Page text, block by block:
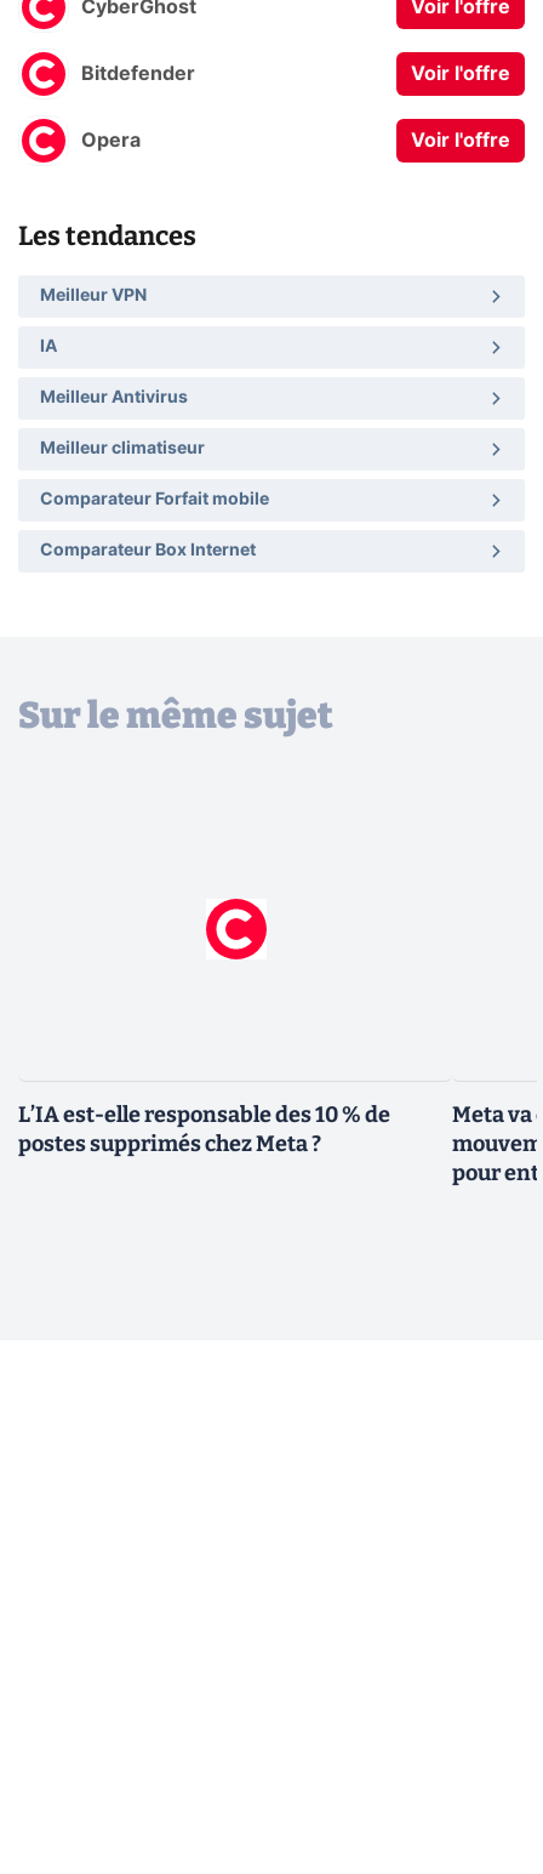
CyberGhost Voir l'offre
Bitdefender Voir l'offre
Opera Voir l'offre
Les tendances
Meilleur VPN
IA
Meilleur Antivirus
Meilleur climatiseur
Comparateur Forfait mobile
Comparateur Box Internet
Sur le même sujet
L’IA est-elle responsable des 10 % de
postes supprimés chez Meta ?
Meta va
pour